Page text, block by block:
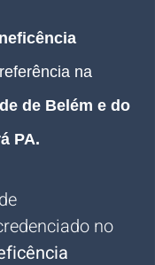
na
de Belém e do
PA.
no